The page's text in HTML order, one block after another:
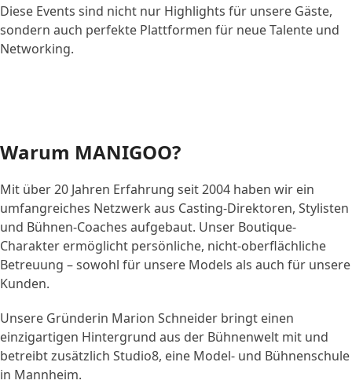
Diese Events sind nicht nur Highlights für unsere Gäste,
sondern auch perfekte Plattformen für neue Talente und
Networking.
Warum MANIGOO?
Mit über 20 Jahren Erfahrung seit 2004 haben wir ein
umfangreiches Netzwerk aus Casting-Direktoren, Stylisten
und Bühnen-Coaches aufgebaut. Unser Boutique-
Charakter ermöglicht persönliche, nicht-oberflächliche
Betreuung – sowohl für unsere Models als auch für unsere
Kunden.
Unsere Gründerin Marion Schneider bringt einen
einzigartigen Hintergrund aus der Bühnenwelt mit und
betreibt zusätzlich Studio8, eine Model- und Bühnenschule
in Mannheim.